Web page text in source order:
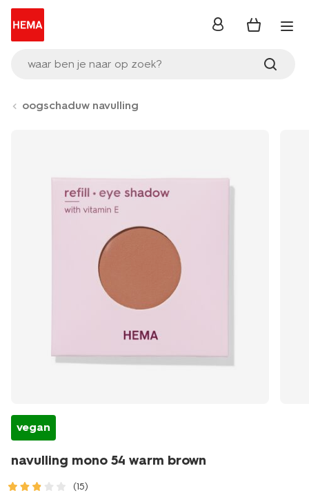
waar ben je naar op zoek?
inloggen
oogschaduw navulling
vegan
navulling mono 54 warm brown
(15)